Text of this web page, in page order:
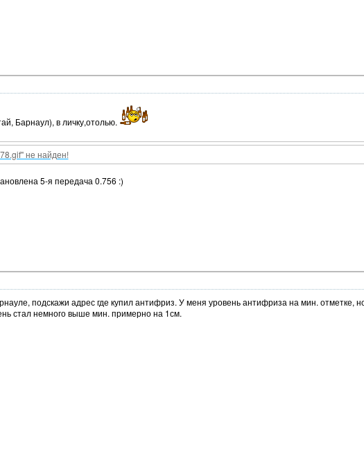
Барнаул), в личку,отолью.
не найден!
5-я передача 0.756 :)
подскажи адрес где купил антифриз. У меня уровень антифриза на мин. отметке,
стал немного выше мин. примерно на 1см.